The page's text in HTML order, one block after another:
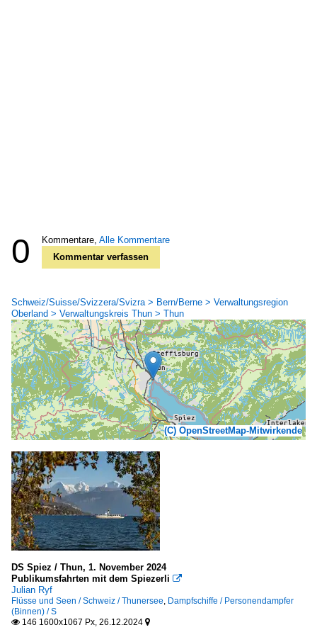
0 Kommentare, Alle Kommentare
Kommentar verfassen
Schweiz/Suisse/Svizzera/Svizra > Bern/Berne > Verwaltungsregion
Oberland > Verwaltungskreis Thun > Thun
(C) OpenStreetMap-Mitwirkende
DS Spiez / Thun, 1. November 2024
Publikumsfahrten mit dem Spiezerli 
Julian Ryf
Flüsse und Seen / Schweiz / Thunersee, Dampfschiffe / Personendampfer
(Binnen) / S
 146 1600x1067 Px, 26.12.2024 